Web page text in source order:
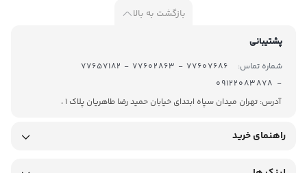
بازگشت به بالا
پشتیبانی
شماره تماس:
- 09122083878
آدرس: تهران میدان سپاه ابتدای خیابان حمید رضا طاهریان پلاک 1 ،
راهنمای خرید